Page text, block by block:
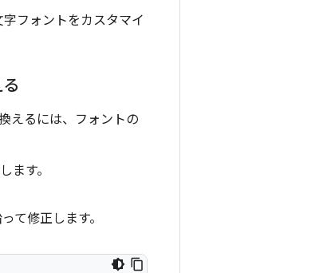
フォントをカスタマイ
えるには、フォントの
ます。
て修正します。